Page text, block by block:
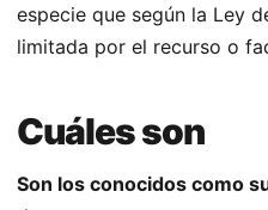
especie que según la Ley
limitada por el recurso o
Cuáles son
Son los conocidos como